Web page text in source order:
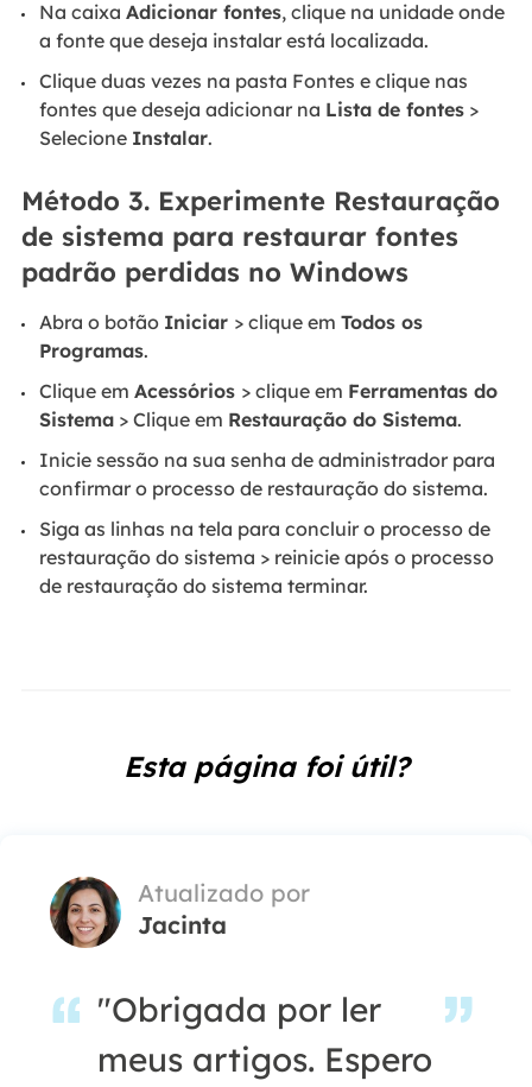
Na caixa Adicionar fontes, clique na unidade onde
a fonte que deseja instalar está localizada.
Clique duas vezes na pasta Fontes e clique nas
fontes que deseja adicionar na Lista de fontes>
Selecione Instalar.
Método 3. Experimente Restauração
de sistema para restaurar fontes
padrão perdidas no Windows
Abra o botão Iniciar > clique em Todos os
Programas.
Clique em Acessórios > clique em Ferramentas do
Sistema> Clique em Restauração do Sistema.
Inicie sessão na sua senha de administrador para
confirmar o processo de restauração do sistema.
Siga as linhas na tela para concluir o processo de
restauração do sistema > reinicie após o processo
de restauração do sistema terminar.
Esta página foi útil?
Atualizado por
Jacinta
"Obrigada por ler
meus artigos. Espero